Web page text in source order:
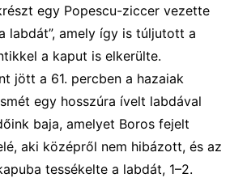
egy Popescu-ziccer vezette
labdát”, amely így is túljutott a
a kaput is elkerülte.
jött a 61. percben a hazaiak
egy hosszúra ívelt labdával
baja, amelyet Boros fejelt
aki középről nem hibázott, és az
tessékelte a labdát, 1–2.